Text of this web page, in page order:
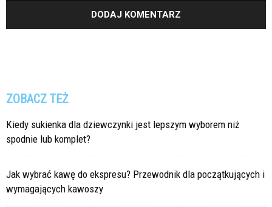
ZOBACZ TEŻ
Kiedy sukienka dla dziewczynki jest lepszym wyborem niż
spodnie lub komplet?
Jak wybrać kawę do ekspresu? Przewodnik dla początkujących i
wymagających kawoszy